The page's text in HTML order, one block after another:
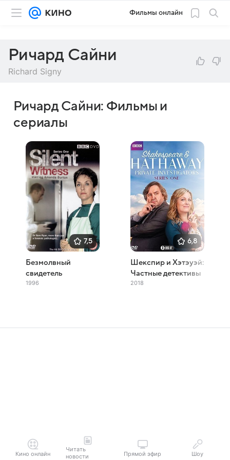
Фильмы онлайн
Ричард Сайни
Richard Signy
Ричард Сайни: Фильмы и
сериалы
7,5
Безмолвный
свидетель
1996
6,8
Шекспир и Хэтэуэй:
Частные детективы
2018
Кино онлайн
Читать
новости
Прямой эфир Шоу